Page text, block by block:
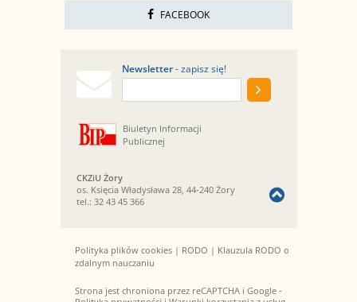
FACEBOOK
Newsletter- zapisz się!
Biuletyn Informacji
Publicznej
CKZiU Żory
os. Księcia Władysława 28, 44-240 Żory
tel.: 32 43 45 366
Polityka plików cookies | RODO | Klauzula RODO o
zdalnym nauczaniu
Strona jest chroniona przez reCAPTCHA i Google -